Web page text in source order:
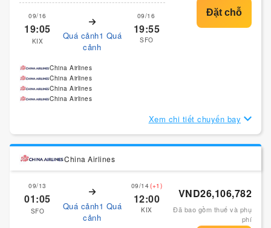
09/16
19:05
KIX
Quá cảnh1 Quá
cảnh
09/16
19:55
SFO
China Airlines
China Airlines
China Airlines
China Airlines
Xem chi tiết chuyến bay
China Airlines
09/13
01:05
SFO
Quá cảnh1 Quá
cảnh
09/14(+1)
12:00
KIX
VND26,106,782
Đã bao gồm thuế và phụ
phí